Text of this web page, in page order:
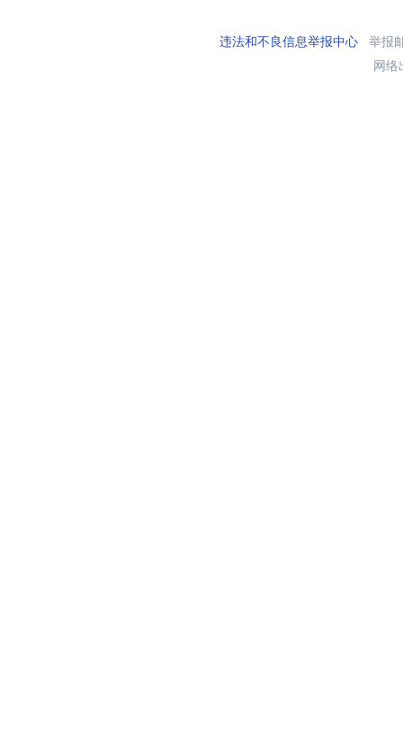
违法和不良信息举报中心举报
网